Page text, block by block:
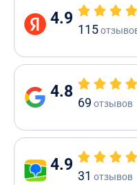
4.9
115
4.8
69 отзывов
4.9
31 отзывов